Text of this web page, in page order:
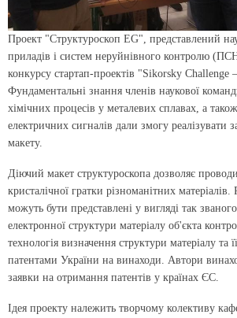
Проект "Структуроскоп EG", представлений
приладів і систем неруйнівного контролю
конкурсу стартап-проектів "Sikorsky Challenge
Фундаментальні знання членів наукової
хімічних процесів у металевих сплавах, а
електричних сигналів дали змогу реалізувати
макету.
Діючий макет структуроскопа дозволяє
кристалічної гратки різноманітних
можуть бути представлені у вигляді так
електронної структури матеріалу об'єкта
технологія визначення структури матеріалу та
патентами України на винаходи. Автори
заявки на отримання патентів у країнах ЄС.
Ідея проекту належить творчому колективу